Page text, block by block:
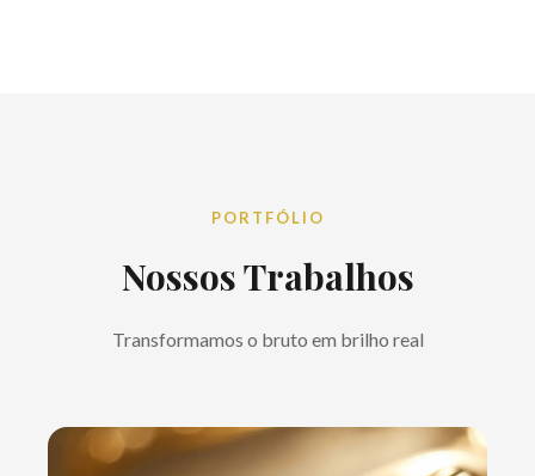
PORTFÓLIO
Nossos Trabalhos
Transformamos o bruto em brilho real